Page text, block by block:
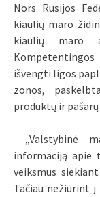
Nors Rusijos
kiaulių maro
kiaulių maro
išvengti ligos
zonos,
produktų ir
„Valstybinė
informaciją apie
veiksmus
Tačiau nežiūrint